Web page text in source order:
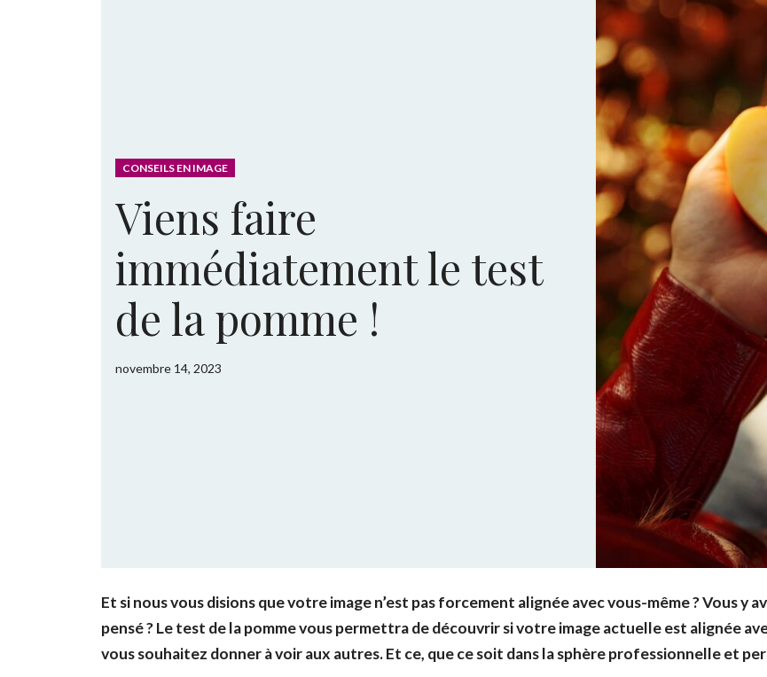
CONSEILS EN IMAGE
Viens faire
immédiatement le test
de la pomme !
novembre 14, 2023
Et si nous vous disions que votre image n’est pas forcement alignée avec vous-même ? Vous y
pensé ? Le test de la pomme vous permettra de découvrir si votre image actuelle est alignée
vous souhaitez donner à voir aux autres. Et ce, que ce soit dans la sphère professionnelle et